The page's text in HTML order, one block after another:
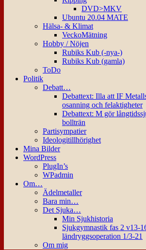
DVD>MKV
Ubuntu 20.04 MATE
Hälsa- & Klimat
VeckoMätning
Hobby / Nöjen
Rubiks Kub (-nya-)
Rubiks Kub (gamla)
ToDo
Politik
Debatt…
Debattext: Illa att IF
osanning och felaktigheter
Debattext: M gör
bollträn
Partisympatier
Ideologitillhörighet
Mina Bilder
WordPress
PlugIn’s
WPadmin
Om…
Ädelmetaller
Bara min…
Det Sjuka…
Min Sjukhistoria
Sjukgymnastik fas 2 v13-
ländryggsoperation 1/3-21
Om mig